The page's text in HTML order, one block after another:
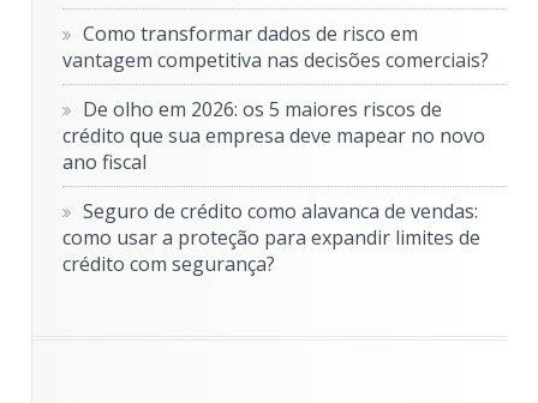
Como transformar dados de risco em
vantagem competitiva nas decisões comerciais?
De olho em 2026: os 5 maiores riscos de
crédito que sua empresa deve mapear no novo
ano fiscal
Seguro de crédito como alavanca de vendas:
como usar a proteção para expandir limites de
crédito com segurança?